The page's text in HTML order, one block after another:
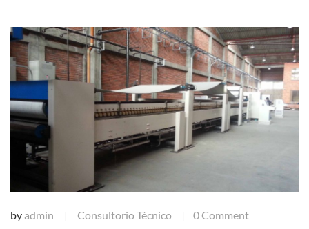
by admin Consultorio Técnico 0 Comment